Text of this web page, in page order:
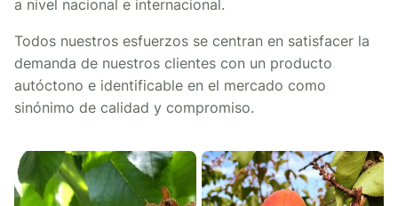
a nivel nacional e internacional.
Todos nuestros esfuerzos se centran en satisfacer la
demanda de nuestros clientes con un producto
autóctono e identificable en el mercado como
sinónimo de calidad y compromiso.